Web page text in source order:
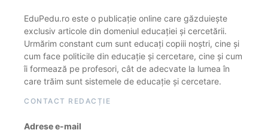
EduPedu.ro este o publicație online care găzduiește
exclusiv articole din domeniul educației și cercetării.
Urmărim constant cum sunt educați copiii noștri, cine și
cum face politicile din educație și cercetare, cine și cum
îi formează pe profesori, cât de adecvate la lumea în
care trăim sunt sistemele de educație și cercetare.
CONTACT REDACȚIE
Adrese e-mail